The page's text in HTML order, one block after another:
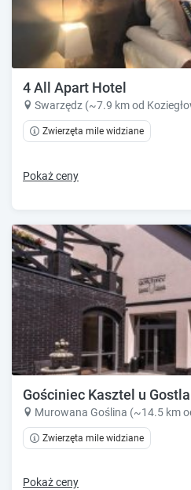
4 All Apart Hotel
Swarzędz (~7.9 km od
Zwierzęta mile widziane
Pokaż ceny
Gościniec Kasztel u Gostla
Murowana Goślina (~14.5 km
Zwierzęta mile widziane
Pokaż ceny